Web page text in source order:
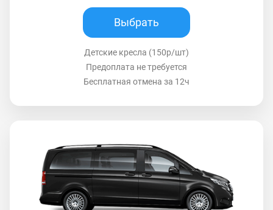
Выбрать
Детские кресла (150р/шт)
Предоплата не требуется
Бесплатная отмена за 12ч